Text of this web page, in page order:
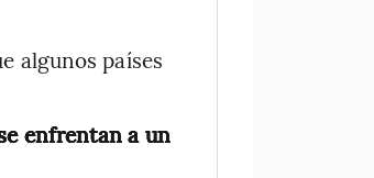
algunos países
enfrentan a un